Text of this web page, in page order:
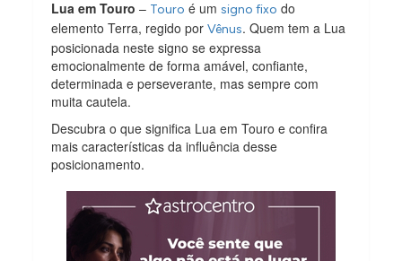
Lua em Touro – Touro é umsigno fixo do
elemento Terra, regido porVênus. Quem tem a Lua
posicionada neste signo se expressa
emocionalmente de forma amável, confiante,
determinada e perseverante, mas sempre com
muita cautela.
Descubra o que significa Lua em Touro e confira
mais características da influência desse
posicionamento.